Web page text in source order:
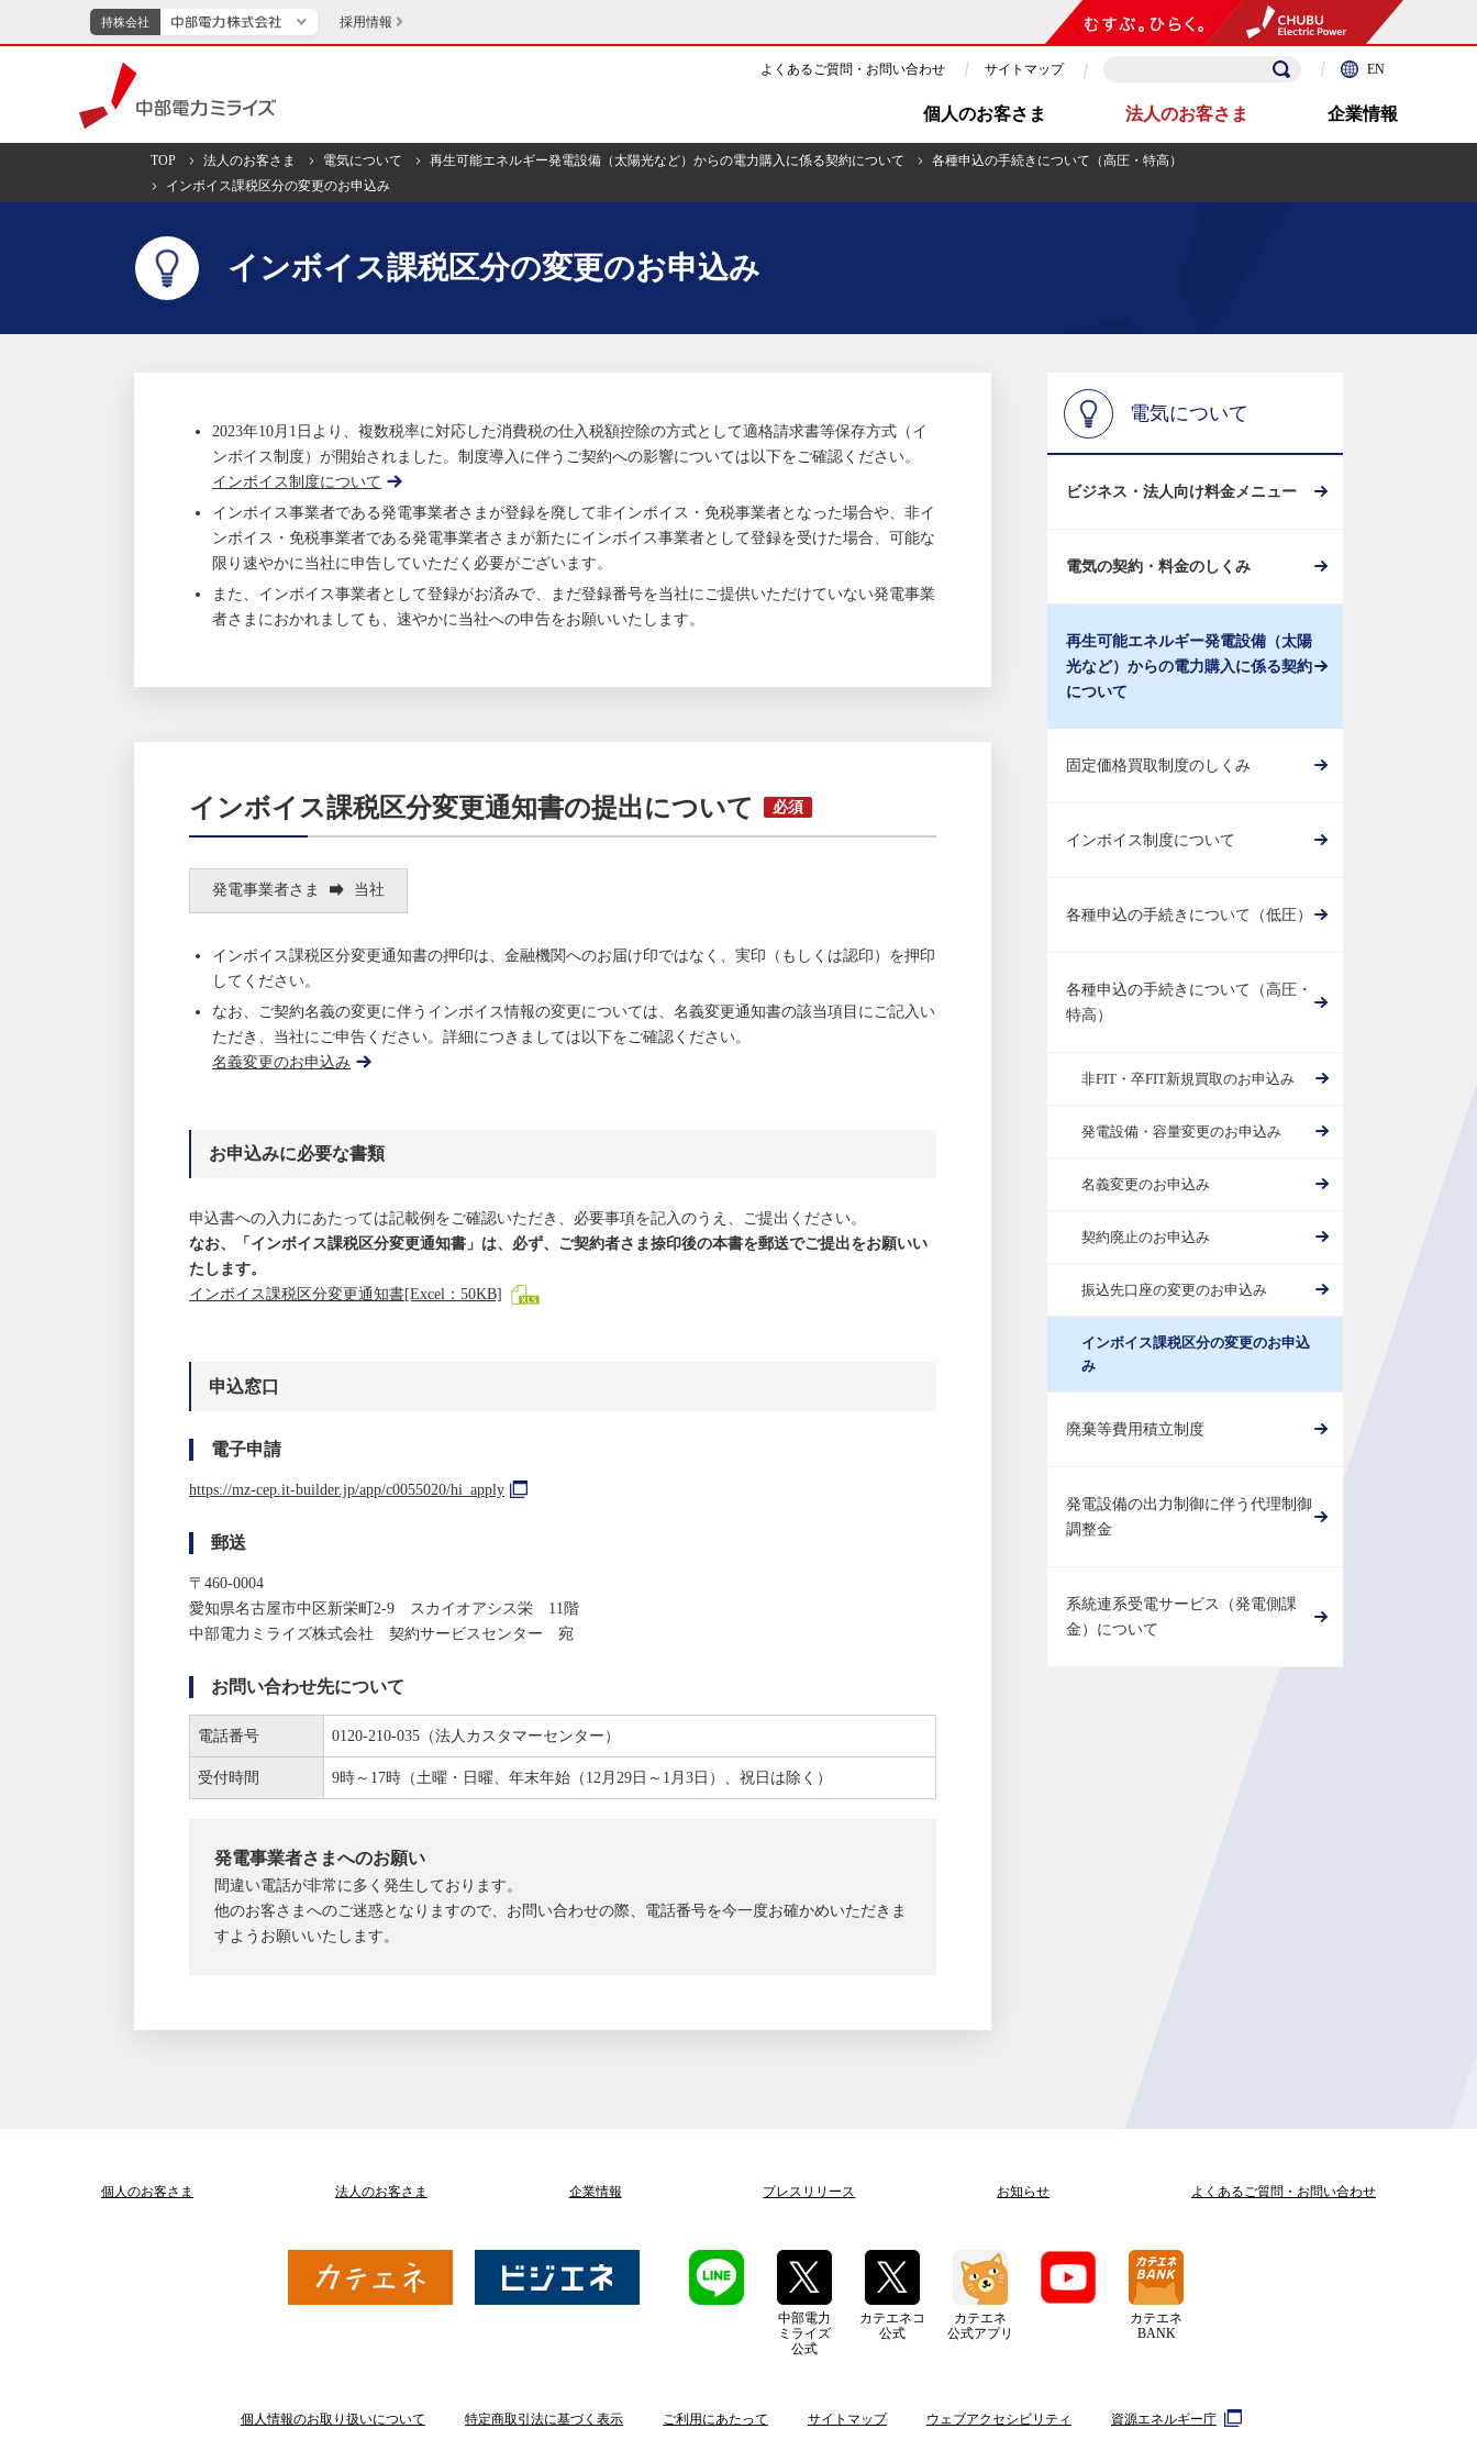
持株会社
持株会社
TOPページへ
新成長分野・技術開発 キッズ・展示館
IR・投資家向け情報
採用情報
中部電力ミライズ
個人のお客さま 法人のお客さま 企業情報
よくあるご質問・お問い合わせ サイトマップ EN
TOP 法人のお客さま 電気について 再生可能エネルギー発電設備（太陽光など）からの電力購入に係る契約について
各種申込の手続きについて（高圧・特高）
インボイス課税区分の変更のお申込み
インボイス課税区分の変更のお申込み
2023年10月1日より、複数税率に対応した消費税の仕入税額控除の方式として適格請求書等保存方式（イ
ンボイス制度）が開始されました。制度導入に伴うご契約への影響については以下をご確認ください。
インボイス制度について
インボイス事業者である発電事業者さまが登録を廃して非インボイス・免税事業者となった場合や、非イ
ンボイス・免税事業者である発電事業者さまが新たにインボイス事業者として登録を受けた場合、可能な
限り速やかに当社に申告していただく必要がございます。
また、インボイス事業者として登録がお済みで、まだ登録番号を当社にご提供いただけていない発電事業
者さまにおかれましても、速やかに当社への申告をお願いいたします。
インボイス課税区分変更通知書の提出について 必須
発電事業者さま 当社
インボイス課税区分変更通知書の押印は、金融機関へのお届け印ではなく、実印（もしくは認印）を押印
してください。
なお、ご契約名義の変更に伴うインボイス情報の変更については、名義変更通知書の該当項目にご記入い
ただき、当社にご申告ください。詳細につきましては以下をご確認ください。
名義変更のお申込み
お申込みに必要な書類
申込書への入力にあたっては記載例をご確認いただき、必要事項を記入のうえ、ご提出ください。
なお、「インボイス課税区分変更通知書」は、必ず、ご契約者さま捺印後の本書を郵送でご提出をお願いい
たします。
インボイス課税区分変更通知書[Excel：50KB]
申込窓口
電子申請
https://mz-cep.it-builder.jp/app/c0055020/hi_apply
郵送
〒460-0004
愛知県名古屋市中区新栄町2-9 スカイオアシス栄 11階
中部電力ミライズ株式会社 契約サービスセンター 宛
お問い合わせ先について
電話番号 0120-210-035（法人カスタマーセンター）
受付時間 9時～17時（土曜・日曜、年末年始（12月29日～1月3日）、祝日は除く）
発電事業者さまへのお願い
間違い電話が非常に多く発生しております。
他のお客さまへのご迷惑となりますので、お問い合わせの際、電話番号を今一度お確かめいただきま
すようお願いいたします。
電気について
ビジネス・法人向け料金メニュー
電気の契約・料金のしくみ
再生可能エネルギー発電設備（太陽
光など）からの電力購入に係る契約
について
固定価格買取制度のしくみ
インボイス制度について
各種申込の手続きについて（低圧）
各種申込の手続きについて（高圧・
特高）
非FIT・卒FIT新規買取のお申込み
発電設備・容量変更のお申込み
名義変更のお申込み
契約廃止のお申込み
振込先口座の変更のお申込み
インボイス課税区分の変更のお申込
み
廃棄等費用積立制度
発電設備の出力制御に伴う代理制御
調整金
系統連系受電サービス（発電側課
金）について
個人のお客さま 法人のお客さま 企業情報 プレスリリース お知らせ よくあるご質問 ・ お問い合わせ
中部電力
ミライズ
公式
カテエネコ
公式
カテエネ
公式アプリ
カテエネ
BANK
個人情報のお取り扱いについて 特定商取引法に基づく表示 ご利用にあたって サイトマップ ウェブアクセシビリティ 資源エネルギー庁